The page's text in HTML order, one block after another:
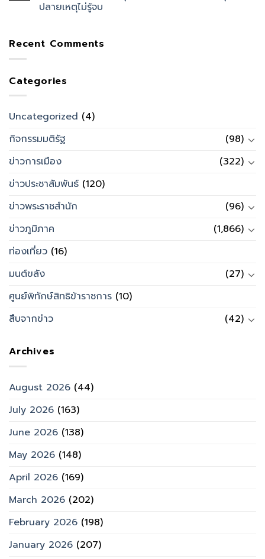
ปลายเหตุไม่รู้จบ
Recent Comments
Categories
Uncategorized (4)
กิจกรรมมติรัฐ
(98)
ข่าวการเมือง
(322)
ข่าวประชาสัมพันธ์ (120)
ข่าวพระราชสำนัก
(96)
ข่าวภูมิภาค
(1,866)
ท่องเที่ยว (16)
มนต์ขลัง
(27)
ศูนย์พิทักษ์สิทธิข้าราชการ (10)
สืบจากข่าว
(42)
Archives
August 2026 (44)
July 2026 (163)
June 2026 (138)
May 2026 (148)
April 2026 (169)
March 2026 (202)
February 2026 (198)
January 2026 (207)